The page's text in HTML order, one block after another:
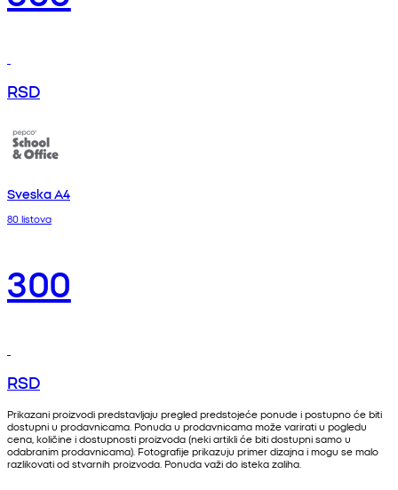
RSD
Sveska A4
80 listova
300
RSD
Prikazani proizvodi predstavljaju pregled predstojeće ponude i postupno će biti
dostupni u prodavnicama. Ponuda u prodavnicama može varirati u pogledu
cena, količine i dostupnosti proizvoda (neki artikli će biti dostupni samo u
odabranim prodavnicama). Fotografije prikazuju primer dizajna i mogu se malo
razlikovati od stvarnih proizvoda. Ponuda važi do isteka zaliha.